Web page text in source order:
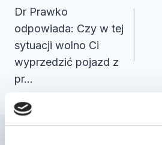
wpisu
Dr Prawko
odpowiada: Czy w tej
sytuacji wolno Ci
wyprzedzić pojazd z
pr…